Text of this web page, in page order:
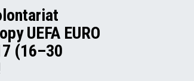
UEFA EURO
(16–30